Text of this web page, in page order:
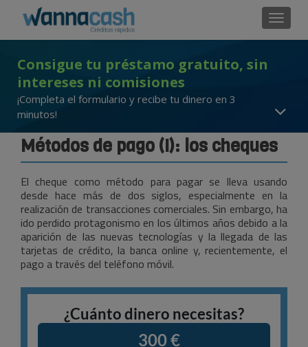
Consigue tu préstamo gratuito, sin
intereses ni comisiones
¡Completa el formulario y recibe tu dinero en 3
minutos!
Métodos de pago (I): los cheques
El cheque como método para pagar se lleva usando
desde hace más de dos siglos, especialmente en la
realización de transacciones comerciales. Sin embargo, ha
ido perdido protagonismo en los últimos años debido a la
aparición de las nuevas tecnologías y la llegada de las
tarjetas de crédito, la banca online y, recientemente, el
pago a través del teléfono móvil.